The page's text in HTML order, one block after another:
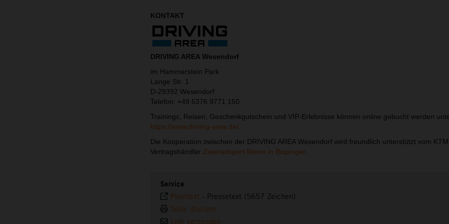
KONTAKT
DRIVING AREA Wesendorf
im Hammerstein Park
Lange Str. 1
D-29392 Wesendorf
Telefon: +49 5376 9771 150
Trainings, Reisen, Geschenkgutschein und VIP-Erlebnisse können online gebucht werden
https://www.driving-area.de/
Die Kooperation zwischen der DRIVING AREA Wesendorf wird freundlich unterstützt vom KTM
Vertragshändler Zweiradsport Meine in Bispingen.
Service
Plaintext - Pressetext (5657 Zeichen)
Seite drucken
Link versenden